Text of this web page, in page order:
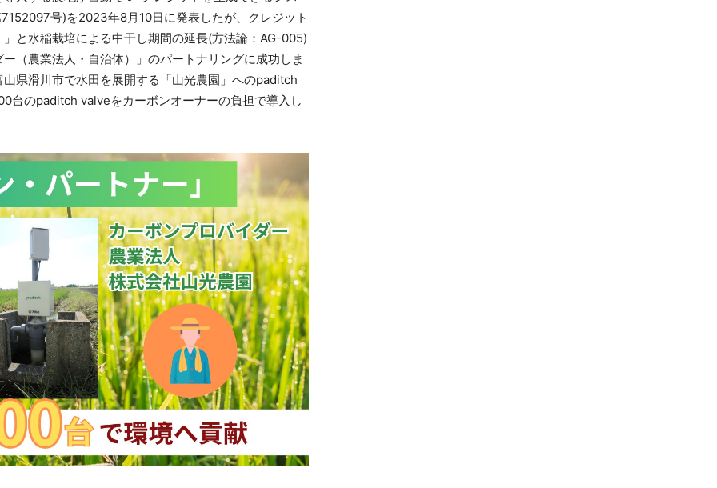
号)を2023年8月10日に発表したが、クレジット
と水稲栽培による中干し期間の延長(方法論：AG-005)
（農業法人・自治体）」のパートナリングに成功しま
県滑川市で水田を展開する「山光農園」へのpaditch
台のpaditch valveをカーボンオーナーの負担で導入し